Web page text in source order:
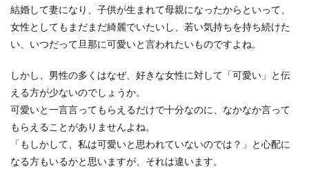
分の機嫌が悪い時に子供を怒鳴るなど、旦那が子
旦那の小遣い事情と内訳。旦那のお小
遣いの平均額と渡し方
妻が家計を管理し、旦那さんへはお小遣い制とい
遣い...
結婚して妻になり、子供が生まれて母親になったからといって、
女性としてもまだまだ綺麗でいたいし、若い気持ちを持ち続けた
い、いつだって旦那に可愛いと言われたいものですよね。
しかし、男性の多くはなぜ、好きな女性に対して「可愛い」と伝
える方が少ないのでしょうか。
可愛いと一言言ってもらえるだけで十分なのに、なかなか言って
もらえることがありませんよね。
「もしかして、私は可愛いと思われていないのでは？」と心配に
なる方もいるかと思いますが、それは違います。